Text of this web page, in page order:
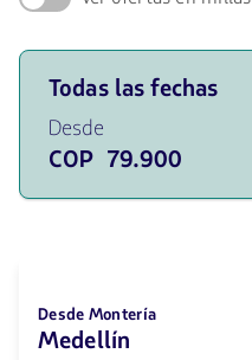
Ver
ofertas
de
vuelos
para
las
Todas las fechas
Desde
COP 79.900
Desde Montería
Medellín